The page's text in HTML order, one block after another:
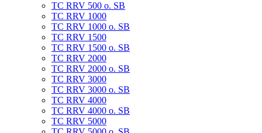
TC RRV 500 o. SB
TC RRV 1000
TC RRV 1000 o. SB
TC RRV 1500
TC RRV 1500 o. SB
TC RRV 2000
TC RRV 2000 o. SB
TC RRV 3000
TC RRV 3000 o. SB
TC RRV 4000
TC RRV 4000 o. SB
TC RRV 5000